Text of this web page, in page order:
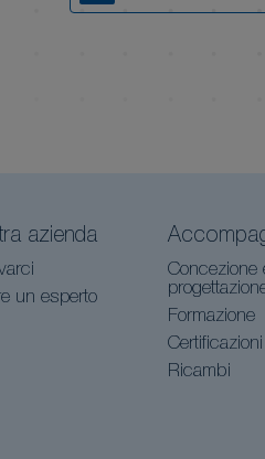
azienda
un esperto
Concezione
Formazione
Certificazioni
Ricambi